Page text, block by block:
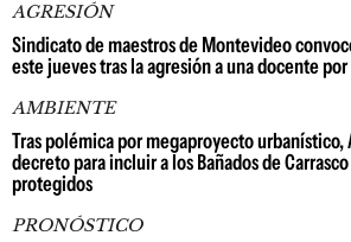
AGRESIÓN
Sindicato de maestros de Montevideo
este jueves tras la agresión a una docente
AMBIENTE
Tras polémica por megaproyecto
decreto para incluir a los Bañados de
protegidos
PRONÓSTICO